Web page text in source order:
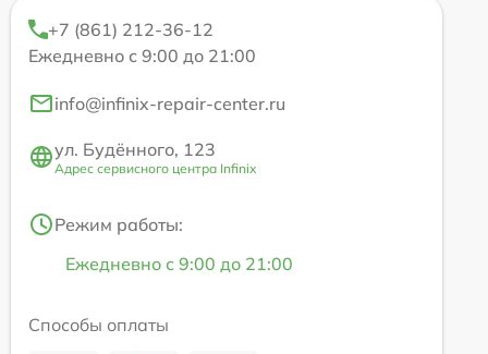
+7 (861) 212-36-12
Ежедневно с 9:00 до 21:00
info@infinix-repair-center.ru
ул. Будённого, 123
Адрес сервисного центра Infinix
Режим работы:
Ежедневно с 9:00 до 21:00
Способы оплаты